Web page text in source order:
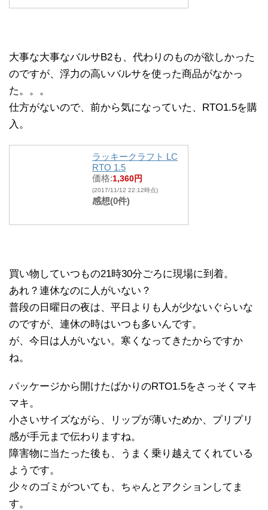
大事な大事なバルサB2も、代わりのものが欲しかった
のですが、浮力の高いバルサを使った商品がなかっ
た。。。
仕方がないので、前から気になっていた、RTO1.5を購
入。
ラッキークラフト LC
RTO 1.5
価格:1,360円
(2017/11/12 22:12時点)
感想(0件)
買い物していつもの21時30分ごろに現場に到着。
あれ？連休なのに人がいない？
普段の日曜日の夜は、平日よりも人が少ないぐらいな
のですが、連休の時はいつも多いんです。
が、今日は人がいない。寒くなってきたからですか
ね。
パッケージから開けたばかりのRTO1.5をさっそくマキ
マキ。
小さいサイズながら、リップが薄いためか、プリプリ
感が手元まで伝わりますね。
障害物に当たった後も、うまく乗り越えてくれている
ようです。
少々のゴミがついても、ちゃんとアクションしてま
す。